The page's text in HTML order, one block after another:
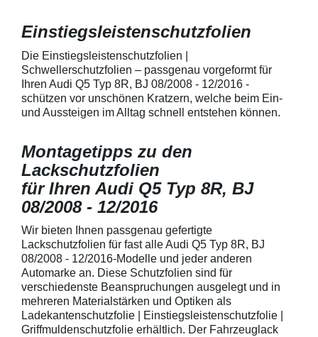
150 µmSchützt
Lack in der
Fingenägel
bestmöglichem
Kratzer und
Fahrzeuglack
Einstiegsleistenschutzfolien
Die Einstiegsleistenschutzfolien |
Schwellerschutzfolien – passgenau vorgeformt für
Ihren Audi Q5 Typ 8R, BJ 08/2008 - 12/2016 -
schützen vor unschönen Kratzern, welche beim Ein-
und Aussteigen im Alltag schnell entstehen können.
Montagetipps zu den
Lackschutzfolien
für Ihren Audi Q5 Typ 8R, BJ
08/2008 - 12/2016
Wir bieten Ihnen passgenau gefertigte
Lackschutzfolien für fast alle Audi Q5 Typ 8R, BJ
08/2008 - 12/2016-Modelle und jeder anderen
Automarke an. Diese Schutzfolien sind für
verschiedenste Beanspruchungen ausgelegt und in
mehreren Materialstärken und Optiken als
Ladekantenschutzfolie | Einstiegsleistenschutzfolie |
Griffmuldenschutzfolie erhältlich. Der Fahrzeuglack